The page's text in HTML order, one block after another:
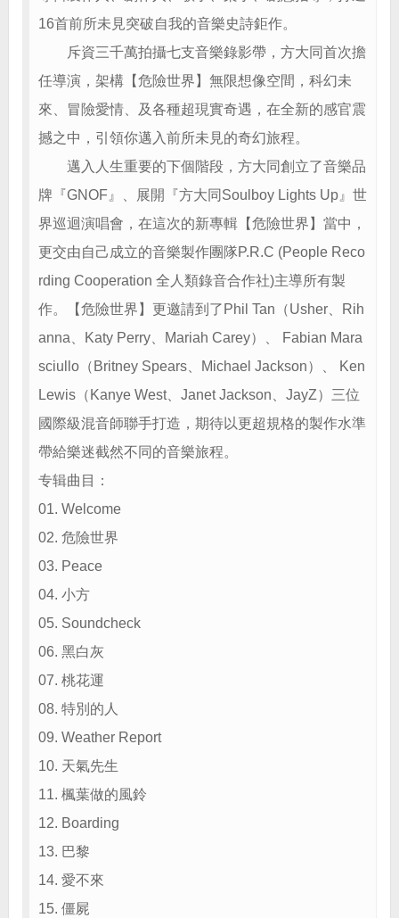
16首前所未見突破自我的音樂史詩鉅作。
斥資三千萬拍攝七支音樂錄影帶，方大同首次擔
任導演，架構【危險世界】無限想像空間，科幻未
來、冒險愛情、及各種超現實奇遇，在全新的感官震
撼之中，引領你邁入前所未見的奇幻旅程。
邁入人生重要的下個階段，方大同創立了音樂品
牌『GNOF』、展開『方大同Soulboy Lights Up』世
界巡迴演唱會，在這次的新專輯【危險世界】當中，
更交由自己成立的音樂製作團隊P.R.C (People Reco
rding Cooperation 全人類錄音合作社)主導所有製
作。【危險世界】更邀請到了Phil Tan（Usher、Rih
anna、Katy Perry、Mariah Carey）、 Fabian Mara
sciullo（Britney Spears、Michael Jackson）、 Ken
Lewis（Kanye West、Janet Jackson、JayZ）三位
國際級混音師聯手打造，期待以更超規格的製作水準
帶給樂迷截然不同的音樂旅程。
专辑曲目：
01. Welcome
02. 危險世界
03. Peace
04. 小方
05. Soundcheck
06. 黑白灰
07. 桃花運
08. 特別的人
09. Weather Report
10. 天氣先生
11. 楓葉做的風鈴
12. Boarding
13. 巴黎
14. 愛不來
15. 僵屍